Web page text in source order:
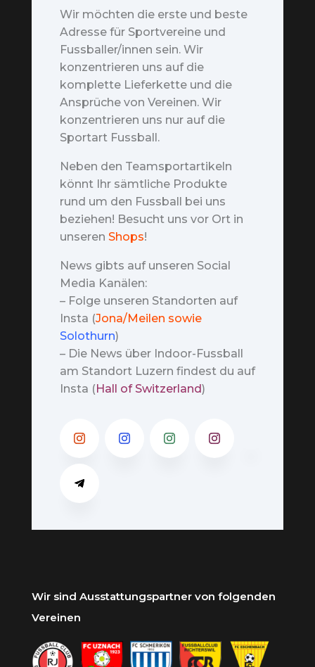
Wir möchten die erste und beste
Adresse für Sportvereine und
Fussballer/innen sein. Wir
konzentrieren uns auf die
komplette Lieferkette und die
Ansprüche von Vereinen. Wir
konzentrieren uns nur auf die
Sportart Fussball.
Neben den Teamsportartikeln
könnt Ihr sämtliche Produkte
rund um den Fussball bei uns
beziehen! Besucht uns vor Ort in
unseren Shops!
News gibts auf unseren Social
Media Kanälen:
– Folge unseren Standorten auf
Insta (Jona/Meilen sowie
Solothurn)
– Die News über Indoor-Fussball
am Standort Luzern findest du auf
Insta (Hall of Switzerland)
Wir sind Ausstattungspartner von folgenden
Vereinen